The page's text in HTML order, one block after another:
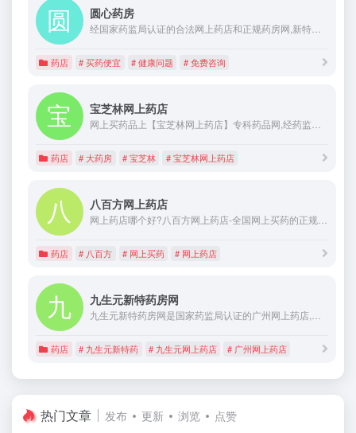
圆心药房
经国家药监局认证的合法网上药店和正规药房网,新特药房，买药省30%,100%正品.提供专业、优质和便捷的网上购药服务,执业医师为您提供24小时健康咨询!买药先找圆心药房！
药店 # 买药便宜 # 健康问题 # 免费咨询
宝芝林网上药店
网上买药品上【宝芝林网上药店】专科药品网,经药监认证的正规合法药房网,买药省钱40%,100%正品.提供药品网购,网上购药和网上买药服务,执业药师免费指导用药。
药店 # 大药房 # 宝芝林 # 宝芝林网上药店
八百方网上药店
网上药店哪个好?八百方网上药店-全国网上买药的正规网站，网上药店提供覆盖中西药品、营养保健、医疗器械、医疗辅料等品类范围的销售服务，八百方网上药店是您网上购买药品正规合法药房网,并有专业的药师免费为你用药指导。
药店 # 八百方 # 网上买药 # 网上药店
九生元新特药房网
九生元新特药房网是国家药监局认证的广州网上药店,主营肿瘤、肝病、精神神经、心脑血管、风湿免疫等重大疾病的正品新特药,逾百位专科药师提供全程免费用药咨询指导服务。九生元新特药房全国统一药师热线400-700-3699。
药店 # 九生元新特药 # 九生元网上药店 # 广州网上药店
热门文章 发布 更新 浏览 点赞